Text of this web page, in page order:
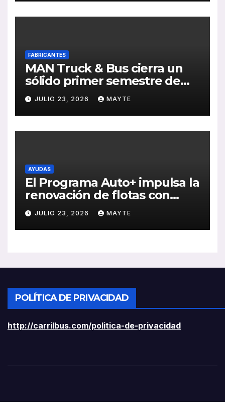
FABRICANTES
MAN Truck & Bus cierra un
sólido primer semestre de
2026 con crecimiento en
ventas, pedidos y
rentabilidad
JULIO 23, 2026 MAYTE
AYUDAS
El Programa Auto+ impulsa la
renovación de flotas con
ayudas a vehículos eléctricos
ligeros
JULIO 23, 2026 MAYTE
POLÍTICA DE PRIVACIDAD
http://carrilbus.com/politica-de-privacidad